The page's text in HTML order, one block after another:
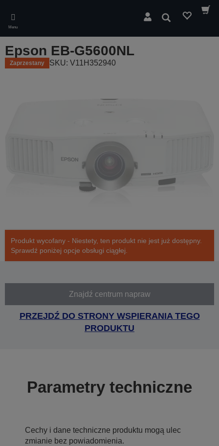
main
content
Menu
Wyszukaj
Epson EB-G5600NL
Zaprzestany SKU: V11H352940
Produkt wycofany - Niestety, ten produkt nie jest już dostępny.
Sprawdź poniżej opcje obsługi ciągłej.
Znajdź centrum napraw
PRZEJDŹ DO STRONY WSPIERANIA TEGO
PRODUKTU
Parametry techniczne
Cechy i dane techniczne produktu mogą ulec
zmianie bez powiadomienia.